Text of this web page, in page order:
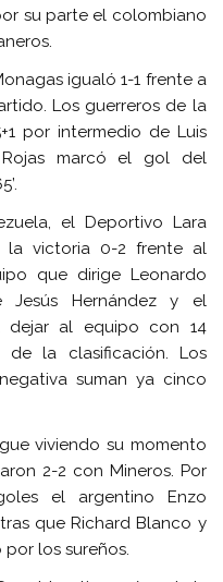
su parte el colombiano
igualó 1-1 frente a
Los guerreros de la
por intermedio de Luis
marcó el gol del
el Deportivo Lara
la victoria 0-2 frente al
que dirige Leonardo
Jesús Hernández y el
dejar al equipo con 14
la clasificación. Los
suman ya cinco
viviendo su momento
2-2 con Mineros. Por
el argentino Enzo
que Richard Blanco y
los sureños.